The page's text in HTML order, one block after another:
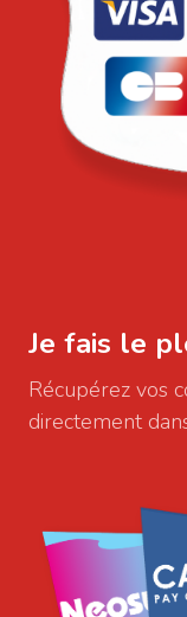
Je fais le
Récupérez vos
directement